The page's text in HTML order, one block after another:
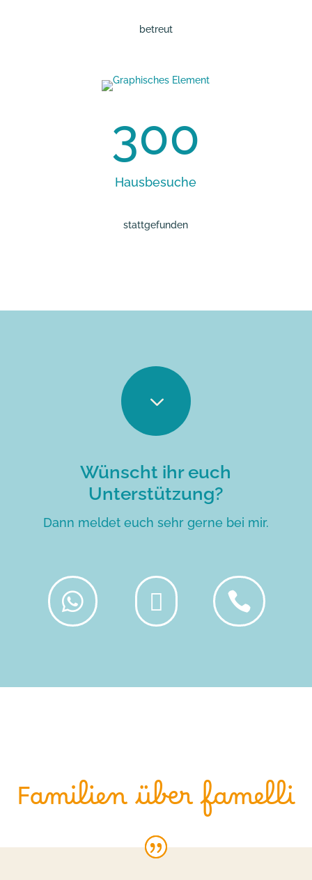
betreut
300
Hausbesuche
stattgefunden
3
Wünscht ihr euch
Unterstützung?
Dann meldet euch sehr gerne bei mir.
  
Familien über famelli